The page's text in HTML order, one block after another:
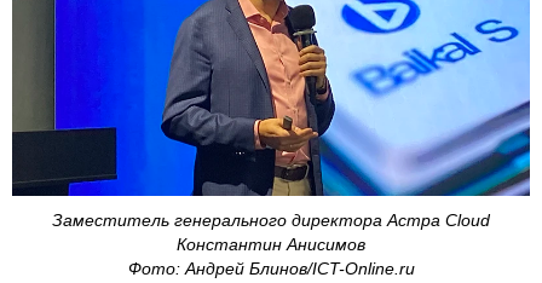
Заместитель генерального директора Астра Cloud
Константин Анисимов
Фото: Андрей Блинов/ICT-Online.ru